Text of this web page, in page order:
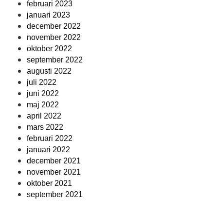
februari 2023
januari 2023
december 2022
november 2022
oktober 2022
september 2022
augusti 2022
juli 2022
juni 2022
maj 2022
april 2022
mars 2022
februari 2022
januari 2022
december 2021
november 2021
oktober 2021
september 2021